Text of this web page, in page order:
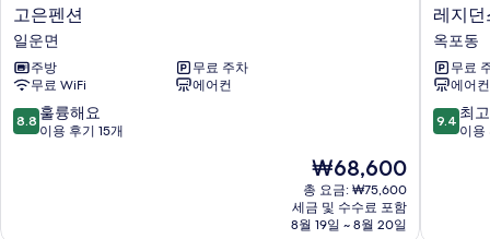
고
은
펜
션
일
운
면
고은펜션
일운면
주방
무료 주차
무료 WiFi
에어컨
10
점
8.8 훌륭해요
이용 후기 15개
현
재
요
금
₩68,600
총 요금: ₩75,600
세금 및 수수료 포함
8월 19일 ~ 8월 20일
레
지
던
스
호
텔
케
레지
옥포동
무료
에어컨
10
점
9.4 최
이용